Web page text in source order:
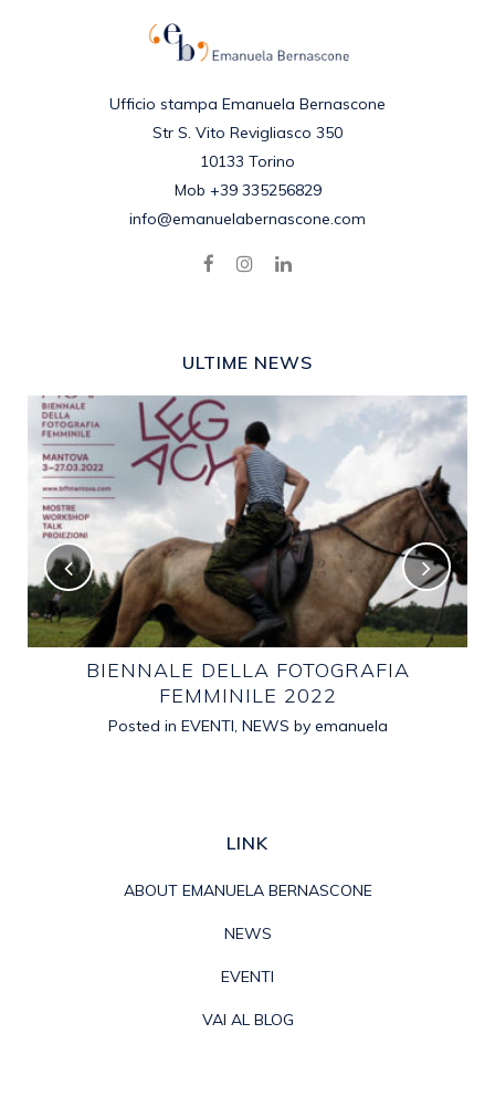
Ufficio stampa Emanuela Bernascone
Str S. Vito Revigliasco 350
10133 Torino
Mob +39 335256829
info@emanuelabernascone.com
ULTIME NEWS
BIENNALE DELLA FOTOGRAFIA
FEMMINILE 2022
Posted in EVENTI, NEWS by emanuela
LINK
ABOUT EMANUELA BERNASCONE
NEWS
EVENTI
VAI AL BLOG